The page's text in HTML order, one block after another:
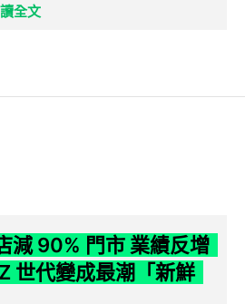
全文
減 90% 門市 業績反增
世代變成最潮「新鮮